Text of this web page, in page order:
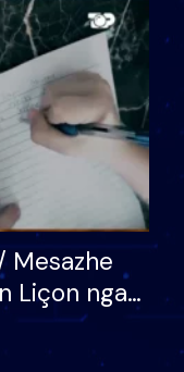
kur…
Mesazhe
Liçon nga
meritoj…